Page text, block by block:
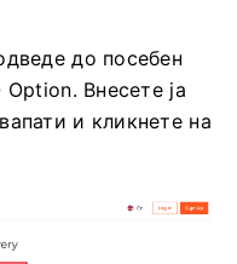
до посебен
Внесете ја
и кликнете на